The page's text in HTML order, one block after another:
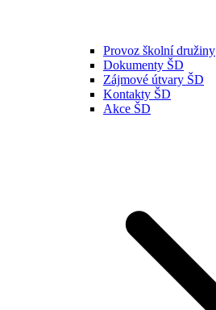
Provoz školní družiny
Dokumenty ŠD
Zájmové útvary ŠD
Kontakty ŠD
Akce ŠD